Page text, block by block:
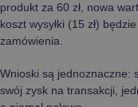
produkt za 60 zł, nowa
koszt wysyłki (15 zł)
zamówienia.
Wnioski są jednoznaczne:
swój zysk na transakcji,